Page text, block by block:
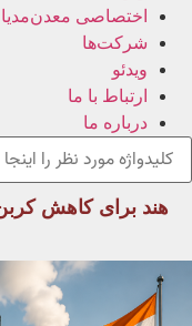
اختصاصی معدن‌مدیا
شرکت‌ها
ویدئو
ارتباط با ما
درباره ما